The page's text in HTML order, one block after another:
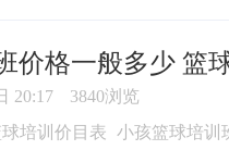
价格一般多少 篮
20:17 3840浏览
培训价目表 小孩篮球培训